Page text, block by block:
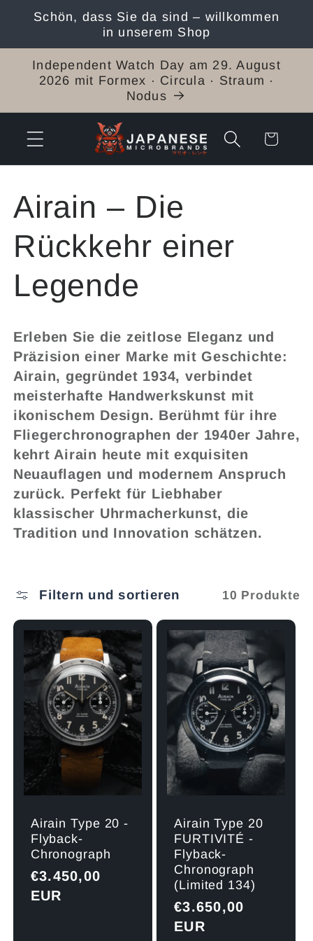
zum
Schön, dass Sie da sind – willkommen
in unserem Shop
Independent Watch Day am 29. August
2026 mit Formex · Circula · Straum ·
Nodus
Warenkorb
K
a
t
e
g
o
r
i
e
Airain – Die
Rückkehr einer
Legende
Erleben Sie die zeitlose Eleganz und
Präzision einer Marke mit Geschichte:
Airain, gegründet 1934, verbindet
meisterhafte Handwerkskunst mit
ikonischem Design. Berühmt für ihre
Fliegerchronographen der 1940er Jahre,
kehrt Airain heute mit exquisiten
Neuauflagen und modernem Anspruch
zurück. Perfekt für Liebhaber
klassischer Uhrmacherkunst, die
Tradition und Innovation schätzen.
Filtern und sortieren 10 Produkte
Airain Type 20 -
Flyback-
Chronograph
Normaler
Preis
€3.450,00
EUR
Airain Type 20
FURTIVITÉ -
Flyback-
Chronograph
(Limited 134)
Normaler
Preis
€3.650,00
EUR